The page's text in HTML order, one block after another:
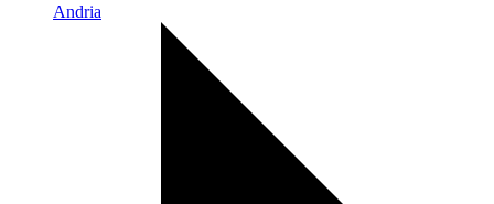
Andria